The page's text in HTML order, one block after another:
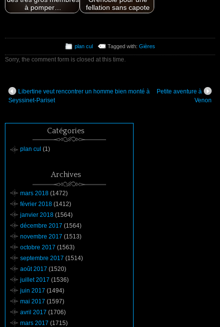
à pomper…
fellation sans capote
plan cul Tagged with:Gières
Sorry, the comment form is closed at this time.
Libertine veut rencontrer un homme bien monté à
Seyssinet-Pariset
Petite aventure à
Venon
Catégories
plan cul (1)
Archives
mars 2018 (1472)
février 2018 (1412)
janvier 2018 (1564)
décembre 2017 (1564)
novembre 2017 (1513)
octobre 2017 (1563)
septembre 2017 (1514)
août 2017 (1520)
juillet 2017 (1536)
juin 2017 (1494)
mai 2017 (1597)
avril 2017 (1706)
mars 2017 (1715)